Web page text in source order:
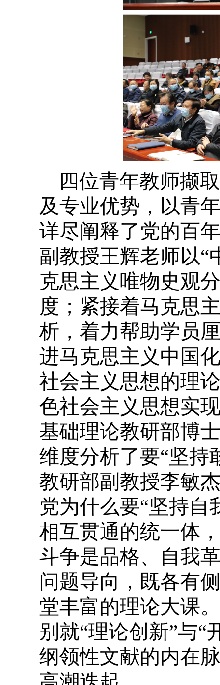
四位青年教师撷
及专业优势，以青
详尽阐释了党的百
副教授王辉老师以“
克思主义唯物史观
度；紧接着马克思
析，着力帮助学员
进马克思主义中国
社会主义思想的理
色社会主义思想实
基础理论教研部博
维度分析了要“坚持
教研部副教授李敏
党为什么要“坚持自
相互贯通的统一体
斗争是品格、自我
问题导向，既各有
堂丰富的理论大课
别就“理论创新”与
纲领性文献的内在